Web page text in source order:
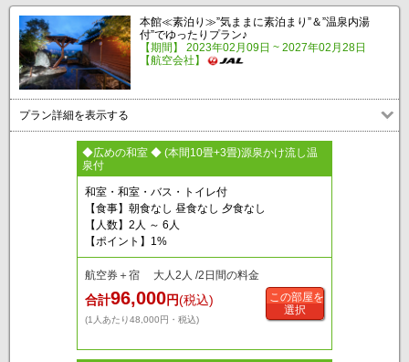
本館≪素泊り≫”気ままに素泊まり”＆”温泉内湯
付”でゆったりプラン♪
【期間】 2023年02月09日 ~ 2027年02月28日
【航空会社】
プラン詳細を表示する
◆広めの和室 ◆ (本間10畳+3畳)源泉かけ流し温
泉付
和室・和室・バス・トイレ付
【食事】朝食なし 昼食なし 夕食なし
【人数】2人 ～ 6人
【ポイント】1%
航空券＋宿 大人2人 /2日間の料金
合計96,000円(税込)
(1人あたり48,000円・税込)
この部屋を
選択